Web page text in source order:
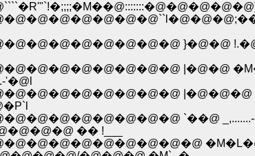
}�@�@
|�@�@
'�@l
|�@�@�@
`��@
�� !___